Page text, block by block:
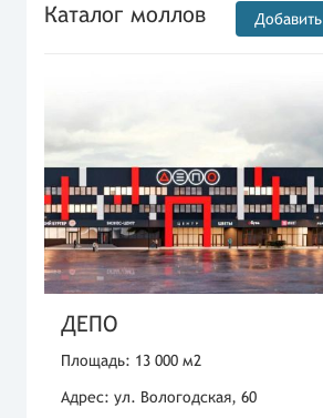
Каталог моллов Добавить
ДЕПО
Площадь: 13 000 м2
Адрес: ул. Вологодская, 60